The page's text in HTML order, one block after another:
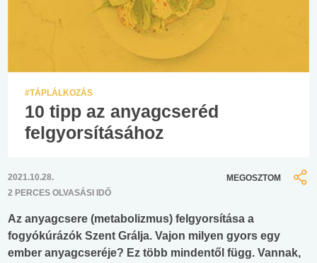
#TÁPLÁLKOZÁS
10 tipp az anyagcseréd
felgyorsításához
2021.10.28.
2 PERCES OLVASÁSI IDŐ
MEGOSZTOM
Az anyagcsere (metabolizmus) felgyorsítása a
fogyókúrázók Szent Grálja. Vajon milyen gyors egy
ember anyagcseréje? Ez több mindentől függ. Vannak,